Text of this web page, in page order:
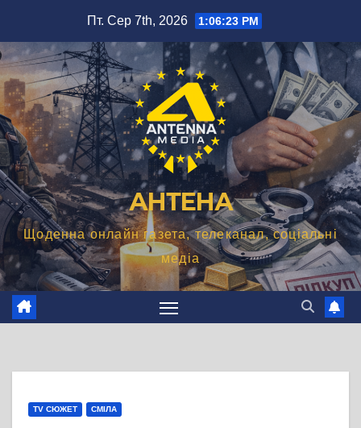
вмісту
Пт. Сер 7th, 2026 1:06:24 PM
АНТЕНА
Щоденна онлайн газета, телеканал, соціальні
медіа
TV СЮЖЕТ СМІЛА